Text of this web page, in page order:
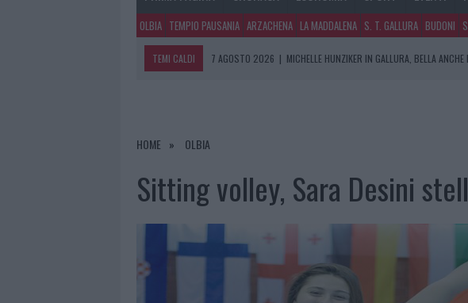
OLBIA TEMPIO PAUSANIA ARZACHENA LA MADDALENA S. T. GALLURA BUDONI
TEMI CALDI 7 AGOSTO 2026 | MICHELLE HUNZIKER IN GALLURA, BELLA
7 AGOSTO 2026
HOME OLBIA
Sitting volley, Sara Desini